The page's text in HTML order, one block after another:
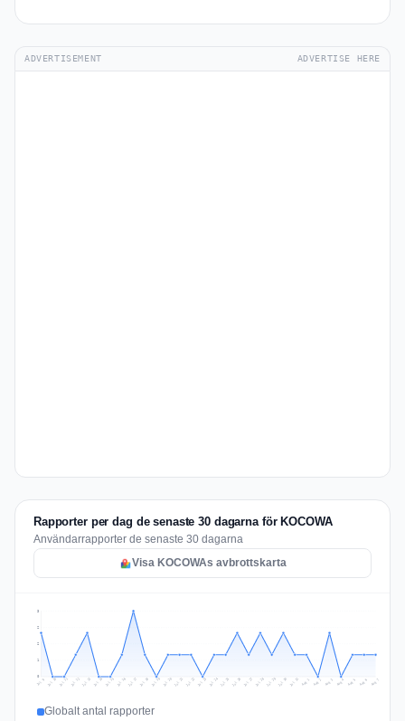
ADVERTISEMENT ADVERTISE HERE
Rapporter per dag de senaste 30 dagarna för KOCOWA
Användarrapporter de senaste 30 dagarna
Visa KOCOWAs avbrottskarta
1
2
2
3
Jul 9 Jul 10 Jul 11 Jul 12 Jul 13 Jul 14 Jul 15 Jul 16 Jul 17 Jul 18 Jul 19 Jul 20 Jul 21 Jul 22 Jul 23 Jul 24 Jul 25 Jul 26 Jul 27 Jul 28 Jul 29 Jul 30 Jul 31 Aug 1 Aug 2 Aug 3 Aug 4 Aug 5 Aug 6 Aug 7
Globalt antal rapporter